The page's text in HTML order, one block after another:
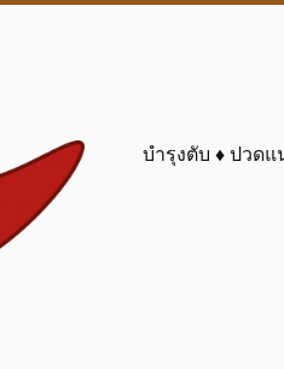
บำรุงตับ ♦ ปวด